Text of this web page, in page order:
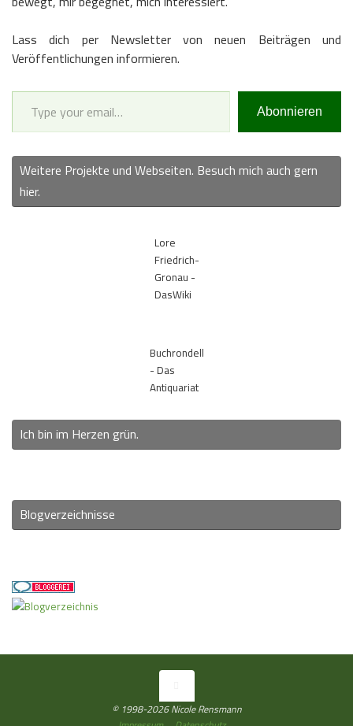
Lass dich per Newsletter von neuen Beiträgen und
Veröffentlichungen informieren.
Type your email…
Abonnieren
Weitere Projekte und Webseiten. Besuch mich auch gern
hier.
Lore
Friedrich-
Gronau -
DasWiki
Buchrondell
- Das
Antiquariat
Ich bin im Herzen grün.
Blogverzeichnisse
© 1998-2026 Nicole Rensmann